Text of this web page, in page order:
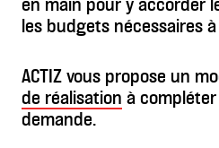
en main pour y accorder
les budgets nécessaires
ACTIZ vous propose un
de réalisation à
demande.